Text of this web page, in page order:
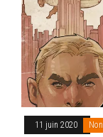
11 juin 2020 Non